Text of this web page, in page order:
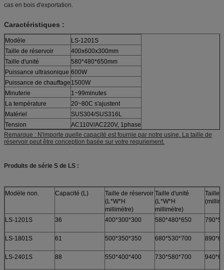
cas en bois d'exportation.
Caractéristiques :
Modèle
LS-1201S
Taille de réservoir
400x600x300mm
Taille d'unité
580*480*650mm
Puissance ultrasonique 600W
Puissance de chauffage 1500W
Minuterie
1~99minutes
La température
20~80C s'ajustent
Matériel
SUS304/SUS316L
Tension
AC110V/AC220V, 1phase
Remarque : N'importe quelle capacité est fournie par notre usine. La taille de
réservoir peut être conception basée sur votre requriement.
Produits de série S de LS :
Modèle non. Capacité (L)
Taille de réservoir
(L*W*H
millimètre)
Taille d'unité
(L*W*H
millimètre)
Taille
LS-1201S 36 400*300*300 580*480*650
LS-1801S 61 500*350*350 680*530*700
LS-2401S 88 550*400*400 730*580*700